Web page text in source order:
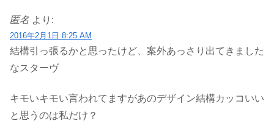
匿名 より:
2016年2月1日 8:25 AM
結構引っ張るかと思ったけど、案外あっさり出てきました
なスターヴ
キモいキモい言われてますがあのデザイン結構カッコいい
と思うのは私だけ？